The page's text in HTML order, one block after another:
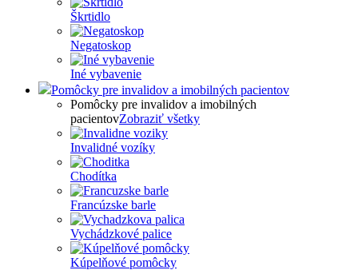
Škrtidlo
Negatoskop
Iné vybavenie
Pomôcky pre invalidov a imobilných pacientov
Pomôcky pre invalidov a imobilných
pacientovZobraziť všetky
Invalidné vozíky
Chodítka
Francúzske barle
Vychádzkové palice
Kúpelňové pomôcky